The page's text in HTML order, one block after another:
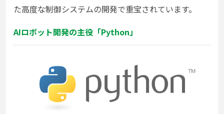
た高度な制御システムの開発で重宝されています。
AIロボット開発の主役「Python」